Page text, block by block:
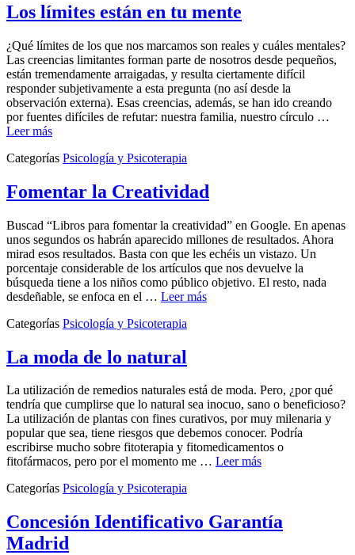
Los límites están en tu mente
¿Qué límites de los que nos marcamos son reales y cuáles mentales?
Las creencias limitantes forman parte de nosotros desde pequeños,
están tremendamente arraigadas, y resulta ciertamente difícil
responder subjetivamente a esta pregunta (no así desde la
observación externa). Esas creencias, además, se han ido creando
por fuentes difíciles de refutar: nuestra familia, nuestro círculo …
Leer más
Categorías Psicología y Psicoterapia
Fomentar la Creatividad
Buscad “Libros para fomentar la creatividad” en Google. En apenas
unos segundos os habrán aparecido millones de resultados. Ahora
mirad esos resultados. Basta con que les echéis un vistazo. Un
porcentaje considerable de los artículos que nos devuelve la
búsqueda tiene a los niños como público objetivo. El resto, nada
desdeñable, se enfoca en el … Leer más
Categorías Psicología y Psicoterapia
La moda de lo natural
La utilización de remedios naturales está de moda. Pero, ¿por qué
tendría que cumplirse que lo natural sea inocuo, sano o beneficioso?
La utilización de plantas con fines curativos, por muy milenaria y
popular que sea, tiene riesgos que debemos conocer. Podría
escribirse mucho sobre fitoterapia y fitomedicamentos o
fitofármacos, pero por el momento me … Leer más
Categorías Psicología y Psicoterapia
Concesión Identificativo Garantía
Madrid